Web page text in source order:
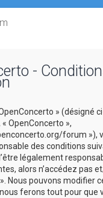
-
» (désigné
« OpenConcerto »,
forum »),
des conditions
légalement
alors n’accédez pas
Nous pouvons modifier
ferons tout pour que